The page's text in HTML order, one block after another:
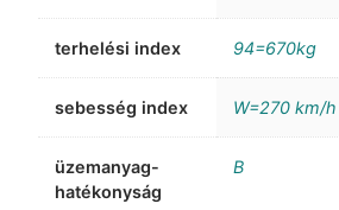
terhelési index 94=670kg
sebesség index W=270 km/h
üzemanyag-
hatékonyság
B